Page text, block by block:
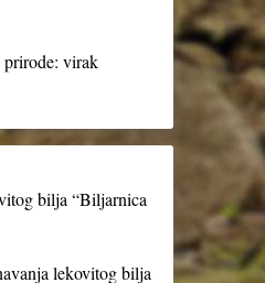
virak
bilja “Biljarnica
lekovitog bilja